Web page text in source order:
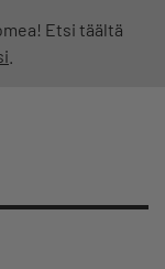
Etsi täältä